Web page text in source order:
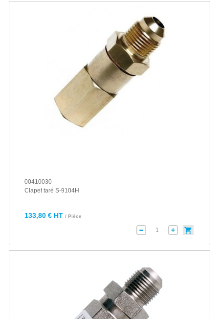
00410030
Clapet taré S-9104H
133,80 € HT / Pièce